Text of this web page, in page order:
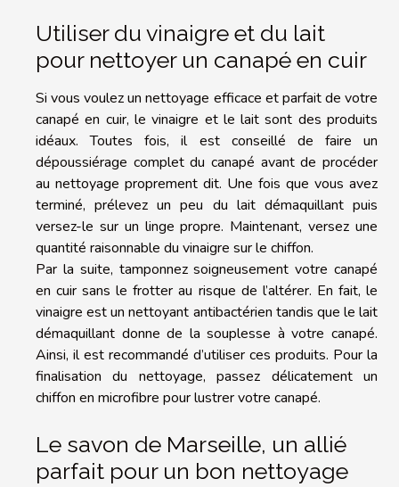
Utiliser du vinaigre et du lait
pour nettoyer un canapé en cuir
Si vous voulez un nettoyage efficace et parfait de votre
canapé en cuir, le vinaigre et le lait sont des produits
idéaux. Toutes fois, il est conseillé de faire un
dépoussiérage complet du canapé avant de procéder
au nettoyage proprement dit. Une fois que vous avez
terminé, prélevez un peu du lait démaquillant puis
versez-le sur un linge propre. Maintenant, versez une
quantité raisonnable du vinaigre sur le chiffon.
Par la suite, tamponnez soigneusement votre canapé
en cuir sans le frotter au risque de l’altérer. En fait, le
vinaigre est un nettoyant antibactérien tandis que le lait
démaquillant donne de la souplesse à votre canapé.
Ainsi, il est recommandé d’utiliser ces produits. Pour la
finalisation du nettoyage, passez délicatement un
chiffon en microfibre pour lustrer votre canapé.
Le savon de Marseille, un allié
parfait pour un bon nettoyage